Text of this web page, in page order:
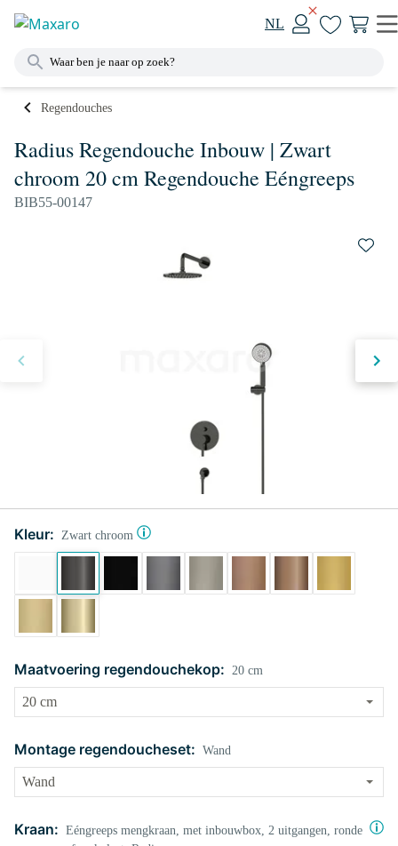
NL
Regendouches
Radius Regendouche Inbouw | Zwart
chroom 20 cm Regendouche Eéngreeps
BIB55-00147
Kleur: Zwart chroom
Maatvoering regendouchekop: 20 cm
Montage regendoucheset: Wand
Kraan: Eéngreeps mengkraan, met inbouwbox, 2 uitgangen, ronde